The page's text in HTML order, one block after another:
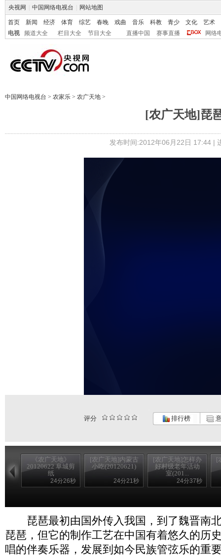
央视网 中国网络电视台 网站地图
首页 新闻 经济 体育 综艺 春晚 戏曲 音乐 科教 青少 文化
艺术
电视
频道大全 栏目大全 节目大全 直播中国 赛事直播 网络
中国网络电视台 > 农家乐 > 农广天地 >
[农广天地]琵
发布时间:2012年06月22日 17:44 |
评分 排行榜
《农广天地》
20120622 阜城剪
纸
24分26秒
[农广天地]内蒙古
小吃(20120621)
24分21秒
[农广天地]怎样办
好村级老年活动
室(201...
24分37秒
[
琵琶最初由国外传入我国，到了魏晋南
琵琶，但它的制作工艺在中国有着悠久的历
唱的伴奏乐器，发展到如今民族管弦乐的重